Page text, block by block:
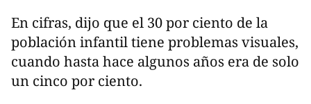
En cifras, dijo que el 30 por ciento de la
población infantil tiene problemas visuales,
cuando hasta hace algunos años era de solo
un cinco por ciento.